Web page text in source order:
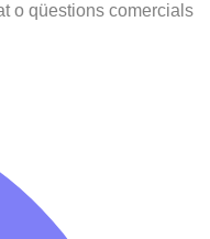
o qüestions comercials